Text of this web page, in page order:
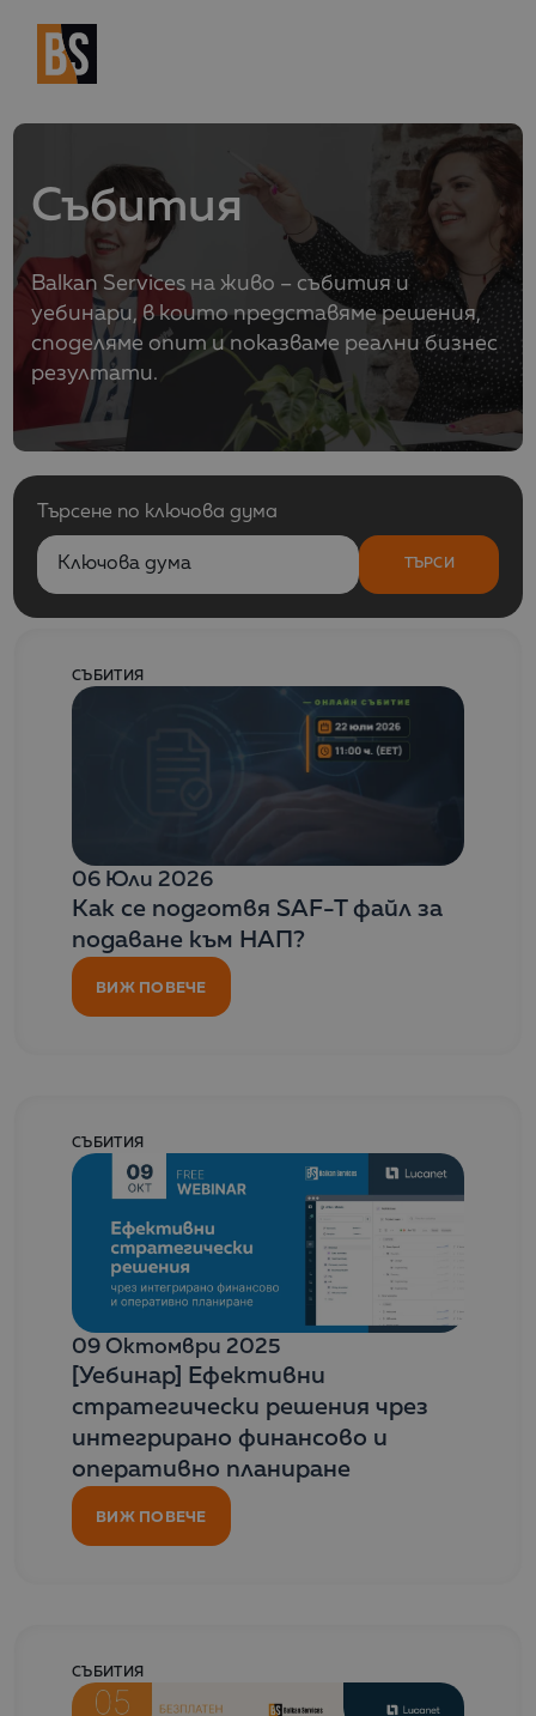
Събития
Balkan Services на живо – събития и
уебинари, в които представяме решения,
споделяме опит и показваме реални бизнес
резултати.
Търсене по ключова дума
ТЪРСИ
СЪБИТИЯ
06 Юли 2026
Как се подготвя SAF-T файл за
подаване към НАП?
ВИЖ ПОВЕЧЕ
СЪБИТИЯ
09 Октомври 2025
[Уебинар] Ефективни
стратегически решения чрез
интегрирано финансово и
оперативно планиране
ВИЖ ПОВЕЧЕ
СЪБИТИЯ